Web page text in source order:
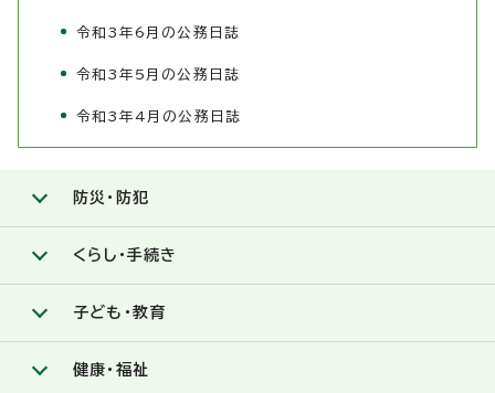
令和3年6月の公務日誌
令和3年5月の公務日誌
令和3年4月の公務日誌
防災・防犯
くらし・手続き
子ども・教育
健康・福祉